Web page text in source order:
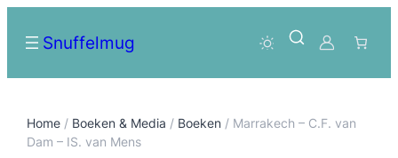
Snuffelmug
Home / Boeken & Media / Boeken / Marrakech – C.F. van
Dam – IS. van Mens